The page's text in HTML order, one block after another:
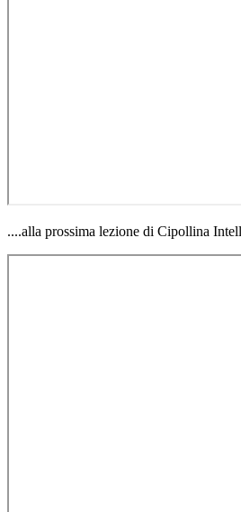
....alla prossima lezione di Cipollina